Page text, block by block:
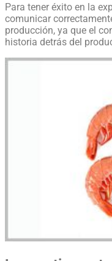
Para tener éxito en la
comunicar
producción, ya que el
historia detrás del